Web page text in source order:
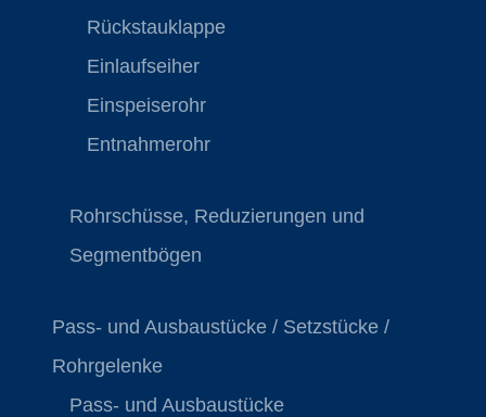
Rückstauklappe
Einlaufseiher
Einspeiserohr
Entnahmerohr
Rohrschüsse, Reduzierungen und
Segmentbögen
Pass- und Ausbaustücke / Setzstücke /
Rohrgelenke
Pass- und Ausbaustücke